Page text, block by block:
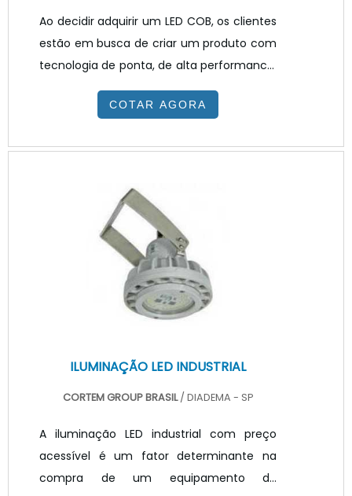
Ao decidir adquirir um LED COB, os clientes
estão em busca de criar um produto com
tecnologia de ponta, de alta performance,
eficiente e que seja totalmente capaz de
atender suas necessidades e
modelos de LED, sendo que cada modelo
diferentes de demandas, portanto ao LED
dotipo COB que traz uma nova tecnologia
de encapsulamento que utilizando
múltiplos chips de LED embalados em
conjunto, formam um módulo de
COTAR AGORA
ILUMINAÇÃO LED INDUSTRIAL
CORTEM GROUP BRASIL/ DIADEMA - SP
A iluminação LED industrial com preço
acessível é um fator determinante na
compra de um equipamento de